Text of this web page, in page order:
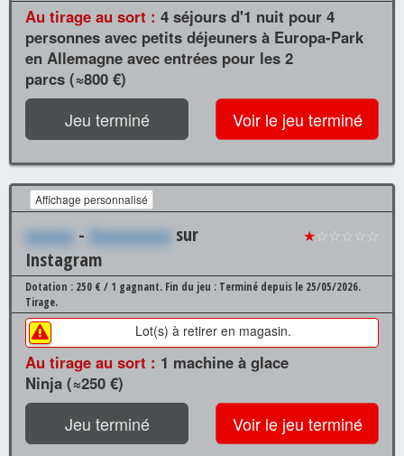
Au tirage au sort : 4 séjours d'1 nuit pour 4
personnes avec petits déjeuners à Europa-Park
en Allemagne avec entrées pour les 2
parcs (≈800 €)
Jeu terminé Voir le jeu terminé
Affichage personnalisé
xxxxxx - Xxxxxxxxxx sur
Instagram
★☆☆☆☆☆
Dotation : 250 € / 1 gagnant. Fin du jeu : Terminé depuis le 25/05/2026.
Tirage.
Lot(s) à retirer en magasin.
Au tirage au sort : 1 machine à glace
Ninja (≈250 €)
Jeu terminé Voir le jeu terminé